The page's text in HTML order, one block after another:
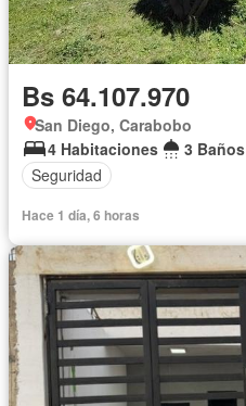
Bs 64.107.970
San Diego, Carabobo
4 Habitaciones
3 Baños
Seguridad
Hace 1 día, 6 horas